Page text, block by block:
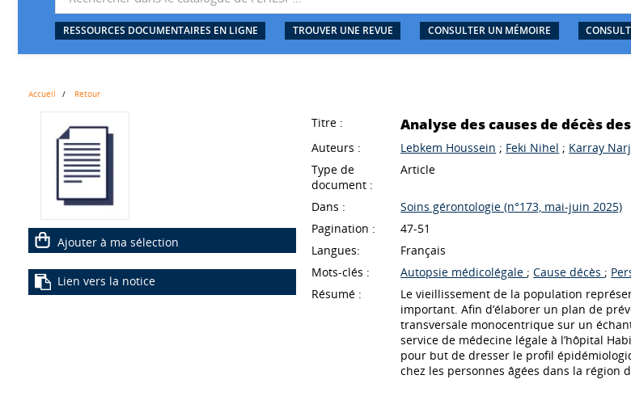
RESSOURCES DOCUMENTAIRES EN LIGNE TROUVER UNE REVUE CONSULTER UN MÉMOIRE
Accueil Retour
Ajouter à ma sélection
Lien vers la notice
Titre : Analyse des causes de décès
Auteurs : Lebkem Houssein ; Feki Nihel ; Karray
Type de
document :
Article
Dans :
Soins gérontologie (n°173, mai-juin 2025)
Pagination :
47-51
Langues:
Français
Mots-clés :
Autopsie médicolégale ; Cause décès ;
Résumé :
Le vieillissement de la population
important. Afin d’élaborer un plan de
transversale monocentrique sur un
service de médecine légale à l’hôpital
pour but de dresser le profil
chez les personnes âgées dans la région